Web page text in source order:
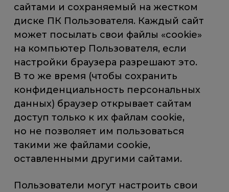
сайтами и сохраняемый на жестком
диске ПК Пользователя. Каждый сайт
может посылать свои файлы «cookie»
на компьютер Пользователя, если
настройки браузера разрешают это.
В то же время (чтобы сохранить
конфиденциальность персональных
данных) браузер открывает сайтам
доступ только к их файлам cookie,
но не позволяет им пользоваться
такими же файлами cookie,
оставленными другими сайтами.
Пользователи могут настроить свои